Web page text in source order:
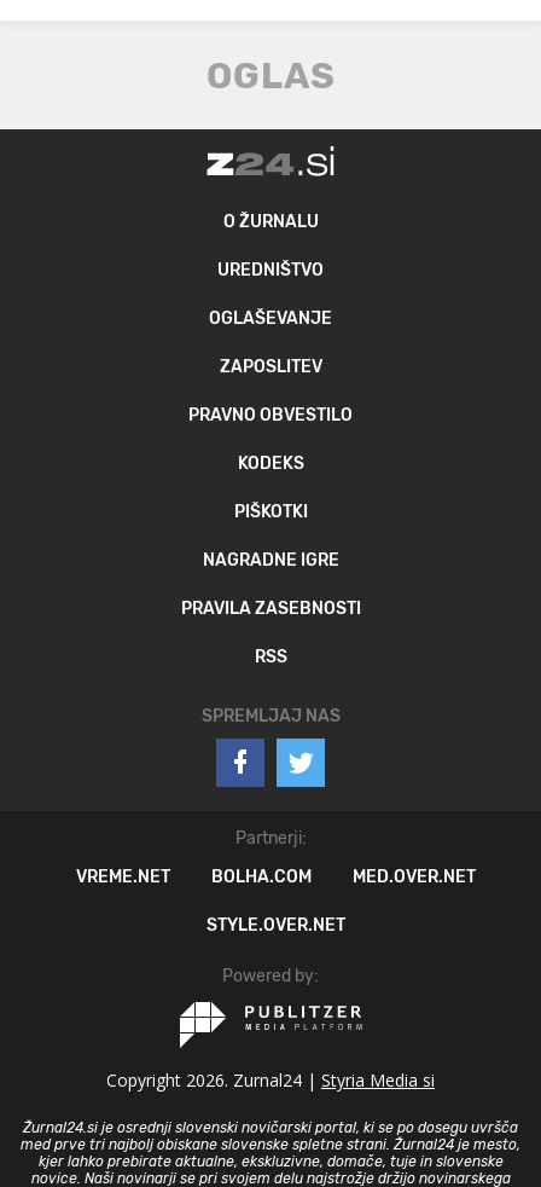
O ŽURNALU
UREDNIŠTVO
OGLAŠEVANJE
ZAPOSLITEV
PRAVNO OBVESTILO
KODEKS
PIŠKOTKI
NAGRADNE IGRE
PRAVILA ZASEBNOSTI
RSS
SPREMLJAJ NAS
Partnerji:
VREME.NET
BOLHA.COM MED.OVER.NET
STYLE.OVER.NET
Powered by:
Copyright 2026. Zurnal24 | Styria Media si
Žurnal24.si je osrednji slovenski novičarski portal, ki se po dosegu uvršča
med prve tri najbolj obiskane slovenske spletne strani. Žurnal24 je mesto,
kjer lahko prebirate aktualne, ekskluzivne, domače, tuje in slovenske
novice. Naši novinarji se pri svojem delu najstrožje držijo novinarskega